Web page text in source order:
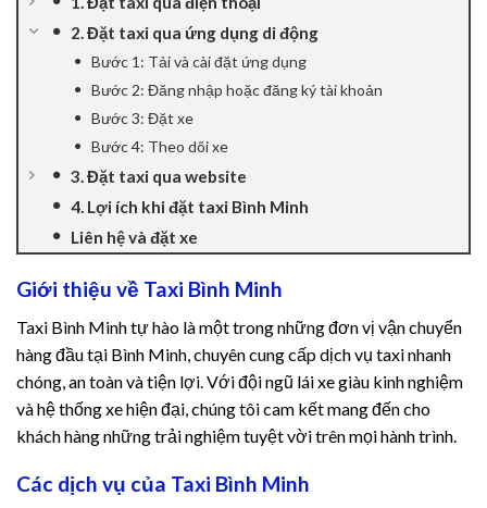
giriş
panel
Panel
panel
panel
panel
Panel
panel
panel
Panel
2. Đặt taxi qua ứng dụng di động
Bước 1: Tải và cài đặt ứng dụng
Bước 2: Đăng nhập hoặc đăng ký tài khoản
Bước 3: Đặt xe
Bước 4: Theo dõi xe
3. Đặt taxi qua website
4. Lợi ích khi đặt taxi Bình Minh
Liên hệ và đặt xe
Giới thiệu về Taxi Bình Minh
Taxi Bình Minh tự hào là một trong những đơn vị vận chuyển
hàng đầu tại Bình Minh, chuyên cung cấp dịch vụ taxi nhanh
chóng, an toàn và tiện lợi. Với đội ngũ lái xe giàu kinh nghiệm
và hệ thống xe hiện đại, chúng tôi cam kết mang đến cho
khách hàng những trải nghiệm tuyệt vời trên mọi hành trình.
Các dịch vụ của Taxi Bình Minh